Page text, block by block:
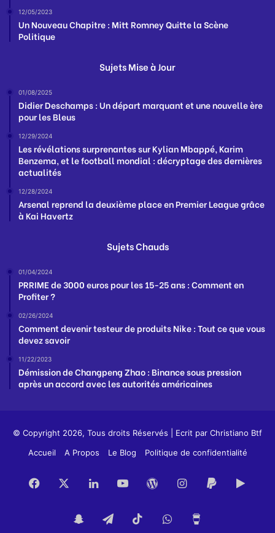
12/05/2023
Un Nouveau Chapitre : Mitt Romney Quitte la Scène
Politique
Sujets Mise à Jour
01/08/2025
Didier Deschamps : Un départ marquant et une nouvelle ère
pour les Bleus
12/29/2024
Les révélations surprenantes sur Kylian Mbappé, Karim
Benzema, et le football mondial : décryptage des dernières
actualités
12/28/2024
Arsenal reprend la deuxième place en Premier League grâce
à Kai Havertz
Sujets Chauds
01/04/2024
PRRIME de 3000 euros pour les 15-25 ans : Comment en
Profiter ?
02/26/2024
Comment devenir testeur de produits Nike : Tout ce que vous
devez savoir
11/22/2023
Démission de Changpeng Zhao : Binance sous pression
après un accord avec les autorités américaines
© Copyright 2026, Tous droits Réservés | Ecrit par Christiano Btf
Accueil
A Propos Le Blog Politique de confidentialité
Facebook LinkedinYouTubeWordPress
Instagram
PayPal
SnapchatTelegramTikTokWhatsApp